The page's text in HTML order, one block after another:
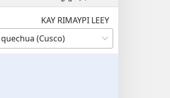
KAY RIMAYPI LEEY